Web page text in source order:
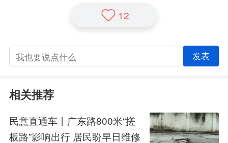
12
发表
相关推荐
民意直通车丨广东路800米“搓
板路”影响出行 居民盼早日维修